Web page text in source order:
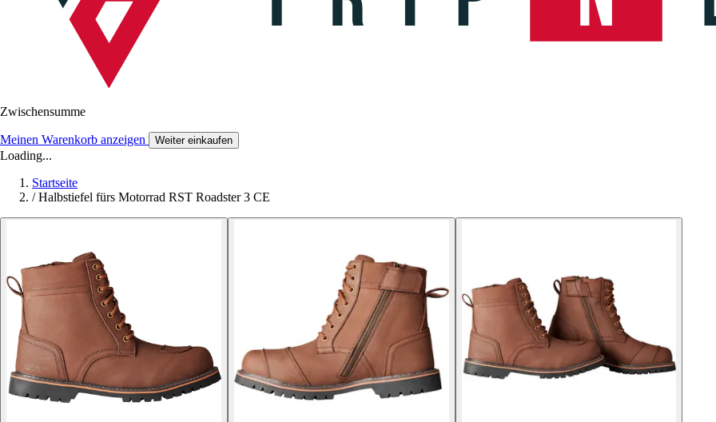
Zwischensumme
Meinen Warenkorb anzeigen Weiter einkaufen
Loading...
Startseite
/ Halbstiefel fürs Motorrad RST Roadster 3 CE